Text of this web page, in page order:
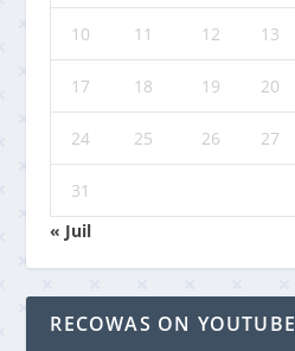
10 11 12 13
17 18 19 20
24 25 26 27
31
« Juil
RECOWAS ON YOUTUBE